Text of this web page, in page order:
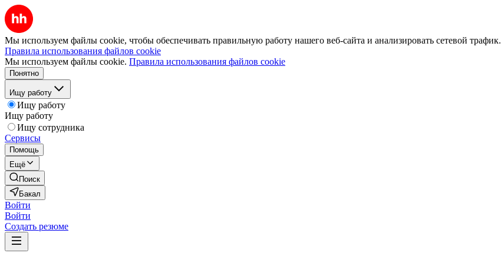
Мы используем файлы cookie, чтобы обеспечивать правильную работу нашего веб-сайта и анализировать сетевой трафик.
Правила использования файлов cookie
Мы используем файлы cookie. Правила использования файлов cookie
Понятно
Ищу работу
Ищу работу
Ищу работу
Ищу сотрудника
Сервисы
Помощь
Ещё
Поиск
Бакал
Войти
Войти
Создать резюме